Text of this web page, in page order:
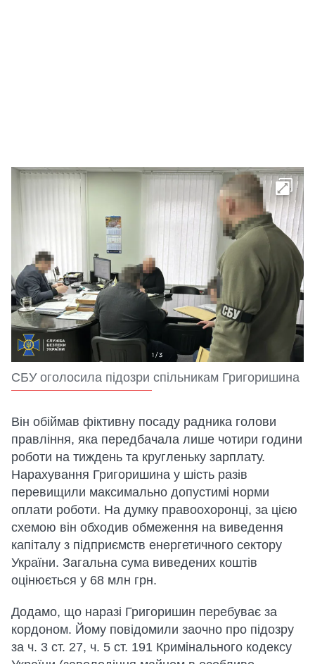
СБУ оголосила підозри спільникам Григоришина
Він обіймав фіктивну посаду радника голови
правління, яка передбачала лише чотири години
роботи на тиждень та кругленьку зарплату.
Нарахування Григоришина у шість разів
перевищили максимально допустимі норми
оплати роботи. На думку правоохоронці, за цією
схемою він обходив обмеження на виведення
капіталу з підприємств енергетичного сектору
України. Загальна сума виведених коштів
оцінюється у 68 млн грн.
Додамо, що наразі Григоришин перебуває за
кордоном. Йому повідомили заочно про підозру
за ч. 3 ст. 27, ч. 5 ст. 191 Кримінального кодексу